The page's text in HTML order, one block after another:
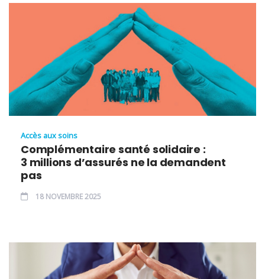
Accès aux soins
Complémentaire santé solidaire :
3 millions d’assurés ne la demandent
pas
18 NOVEMBRE 2025